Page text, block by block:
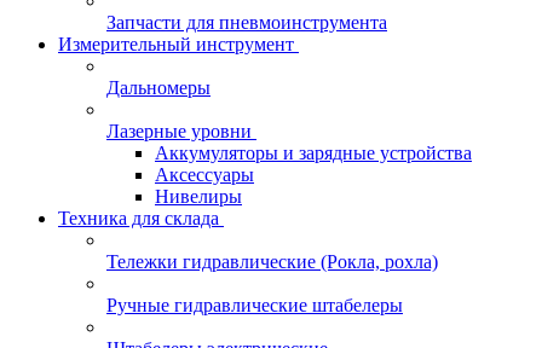
Запчасти для пневмоинструмента
Измерительный инструмент
Дальномеры
Лазерные уровни
Аккумуляторы и зарядные устройства
Аксессуары
Нивелиры
Техника для склада
Тележки гидравлические (Рокла, рохла)
Ручные гидравлические штабелеры